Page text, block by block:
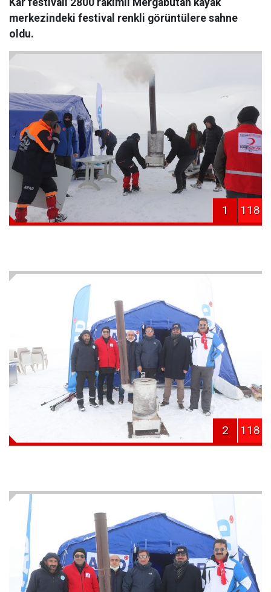
Kar festivali 2800 rakımlı Mergabütan kayak
merkezindeki festival renkli görüntülere sahne
oldu.
1 118
2 118